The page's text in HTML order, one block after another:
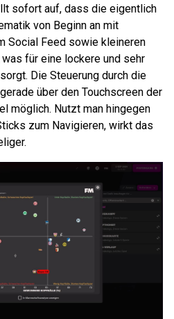
sofort auf, dass die eigentlich
von Beginn an mit
Social Feed sowie kleineren
für eine lockere und sehr
Die Steuerung durch die
über den Touchscreen der
möglich. Nutzt man hingegen
zum Navigieren, wirkt das